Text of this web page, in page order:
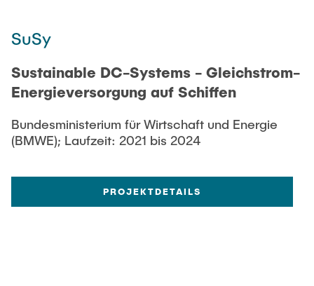
SuSy
Sustainable DC-Systems - Gleichstrom-
Energieversorgung auf Schiffen
Bundesministerium für Wirtschaft und Energie
(BMWE); Laufzeit: 2021 bis 2024
PROJEKTDETAILS